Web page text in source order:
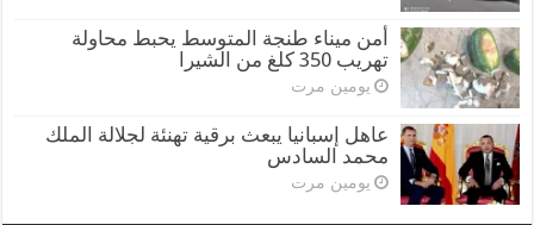
أمن ميناء طنجة المتوسط يحبط محاولة
تهريب 350 كلغ من الشيرا
يومين مرت
عاهل إسبانيا يبعث برقية تهنئة لجلالة الملك
محمد السادس
يومين مرت